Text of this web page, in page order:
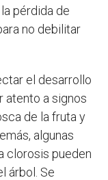
pérdida de
no debilitar
el desarrollo
atento a signos
de la fruta y
algunas
clorosis pueden
árbol. Se